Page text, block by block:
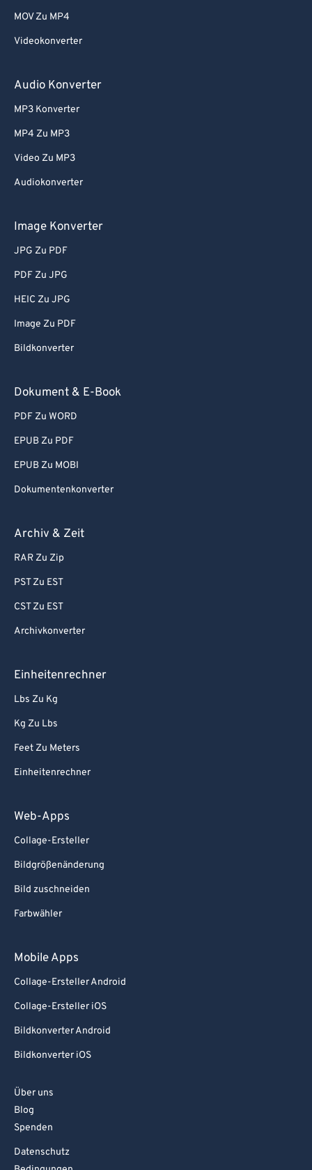
MOV Zu MP4
Videokonverter
Audio Konverter
MP3 Konverter
MP4 Zu MP3
Video Zu MP3
Audiokonverter
Image Konverter
JPG Zu PDF
PDF Zu JPG
HEIC Zu JPG
Image Zu PDF
Bildkonverter
Dokument & E-Book
PDF Zu WORD
EPUB Zu PDF
EPUB Zu MOBI
Dokumentenkonverter
Archiv & Zeit
RAR Zu Zip
PST Zu EST
CST Zu EST
Archivkonverter
Einheitenrechner
Lbs Zu Kg
Kg Zu Lbs
Feet Zu Meters
Einheitenrechner
Web-Apps
Collage-Ersteller
Bildgrößenänderung
Bild zuschneiden
Farbwähler
Mobile Apps
Collage-Ersteller Android
Collage-Ersteller iOS
Bildkonverter Android
Bildkonverter iOS
Über uns
Blog
Spenden
Datenschutz